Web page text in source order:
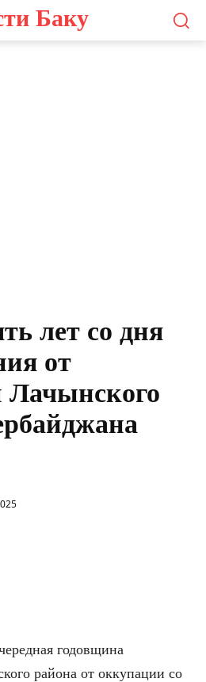
Баку
лет со дня
от
Лачынского
годовщина
района от оккупации со